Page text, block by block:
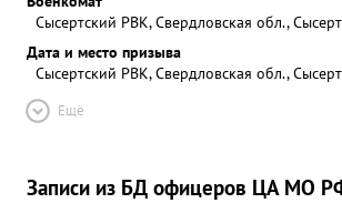
Сысертский РВК, Свердловская обл.,
Дата и место призыва
Сысертский РВК, Свердловская обл.,
Ещё
Записи из БД офицеров ЦА МО